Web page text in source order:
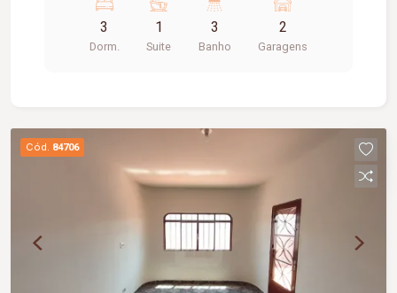
Lavanderia independente; Depósito; Área
gourmet com churrasqueira revestida em
porcelanato; 03 vagas de garagem; Diferenciais:
123 cm; Rodapé embutido de 15 cm; Esquadrias
em alumínio; Forro de madeira nas sacadas;
Nichos nos banheiros com iluminação em LED;
Cubas esculpidas; Espelhos instalados nos
banheiros; Cubas Morgana e torneiras gourmet;
Portas internas brancas; Portas automatizadas
com comando via Alexa e 2,40 metros de altura;
Preparação completa para aquecimento solar e
3
Dorm.
1
Suite
3
Banho
2
Garagens
Cód. 84706